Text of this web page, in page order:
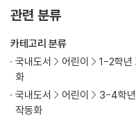
관련 분류
카테고리 분류
국내도서
어린이 1-2학년
화
국내도서
어린이 3-4학년
작동화